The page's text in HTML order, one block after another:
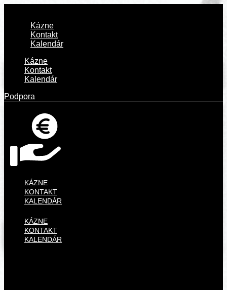
Kázne
Kontakt
Kalendár
Kázne
Kontakt
Kalendár
Podpora
KÁZNE
KONTAKT
KALENDÁR
KÁZNE
KONTAKT
KALENDÁR